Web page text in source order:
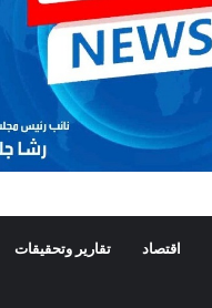
اقتصاد تقارير وتحقيقات